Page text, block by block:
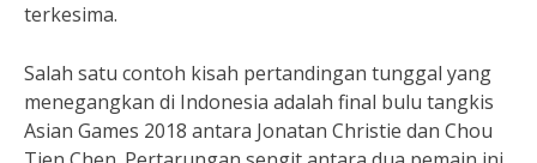
terkesima.
Salah satu contoh kisah pertandingan tunggal yang
menegangkan di Indonesia adalah final bulu tangkis
Asian Games 2018 antara Jonatan Christie dan Chou